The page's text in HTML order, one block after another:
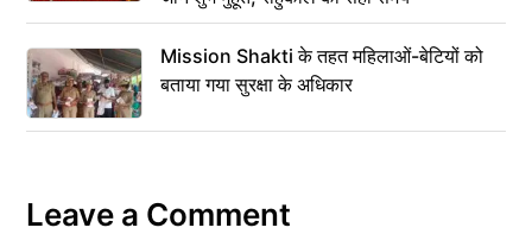
Mission Shakti के तहत महिलाओं-बेटियों को
बताया गया सुरक्षा के अधिकार
Leave a Comment